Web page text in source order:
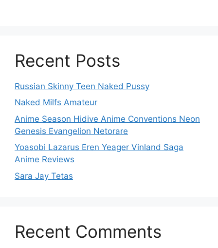
Recent Posts
Russian Skinny Teen Naked Pussy
Naked Milfs Amateur
Anime Season Hidive Anime Conventions Neon
Genesis Evangelion Netorare
Yoasobi Lazarus Eren Yeager Vinland Saga
Anime Reviews
Sara Jay Tetas
Recent Comments